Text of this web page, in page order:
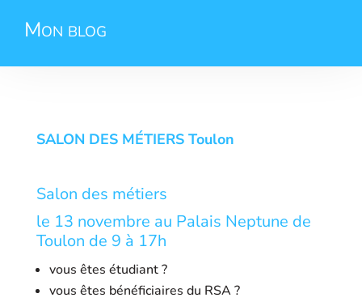
Mon blog
SALON DES MÉTIERS Toulon
Salon des métiers
le 13 novembre au Palais Neptune de
Toulon de 9 à 17h
vous êtes étudiant ?
vous êtes bénéficiaires du RSA ?